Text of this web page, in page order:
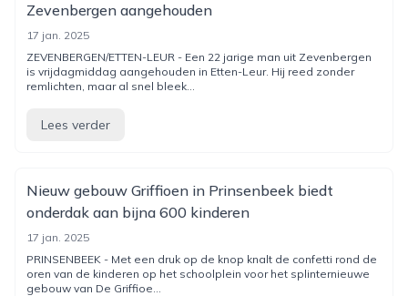
Zevenbergen aangehouden
17 jan. 2025
ZEVENBERGEN/ETTEN-LEUR - Een 22 jarige man uit Zevenbergen
is vrijdagmiddag aangehouden in Etten-Leur. Hij reed zonder
remlichten, maar al snel bleek...
Lees verder
Nieuw gebouw Griffioen in Prinsenbeek biedt
onderdak aan bijna 600 kinderen
17 jan. 2025
PRINSENBEEK - Met een druk op de knop knalt de confetti rond de
oren van de kinderen op het schoolplein voor het splinternieuwe
gebouw van De Griffioe...